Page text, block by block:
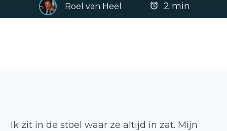
Roel van Heel 2 min
Ik zit in de stoel waar ze altijd in zat. Mijn